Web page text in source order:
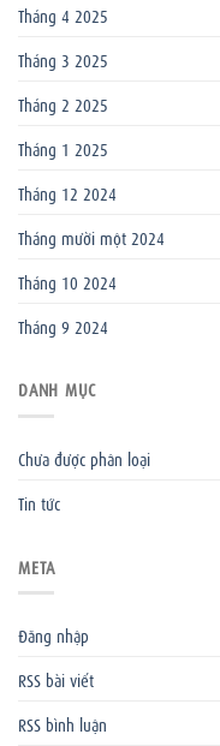
Tháng 4 2025
Tháng 3 2025
Tháng 2 2025
Tháng 1 2025
Tháng 12 2024
Tháng mười một 2024
Tháng 10 2024
Tháng 9 2024
DANH MỤC
Chưa được phân loại
Tin tức
META
Đăng nhập
RSS bài viết
RSS bình luận